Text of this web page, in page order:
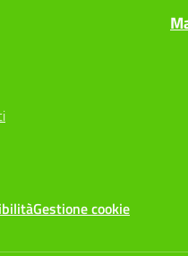
Gestione cookie